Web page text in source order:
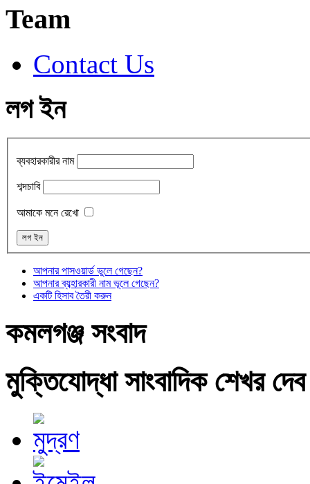
Team
Contact Us
লগ ইন
ব্যবহারকারীর নাম
শব্দচাবি
আমাকে মনে রেখো
আপনার পাসওয়ার্ড ভুলে গেছেন?
আপনার ব্যব্হারকারী নাম ভূলে গেছেন?
একটি হিসাব তৈরী করুন
কমলগঞ্জ সংবাদ
মুক্তিযোদ্ধা সাংবাদিক শেখর